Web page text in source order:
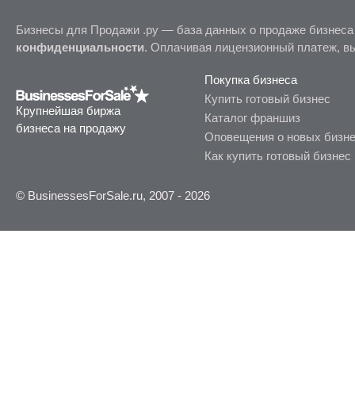
Бизнесы для Продажи .ру — база данных о продаже
конфиденциальности. Оплачивая лицензионный платеж,
Крупнейшая биржа
бизнеса на продажу
Покупка бизнеса
Купить готовый бизнес
Каталог франшиз
Оповещения о новых
Как купить готовый бизнес
© BusinessesForSale.ru, 2007 - 2026